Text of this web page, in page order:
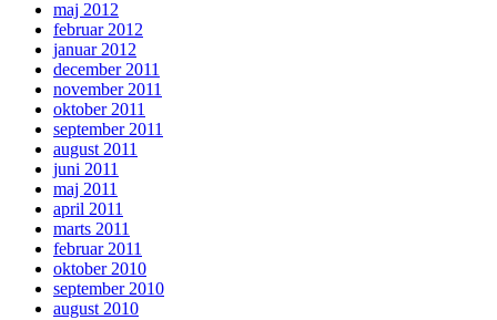
maj 2012
februar 2012
januar 2012
december 2011
november 2011
oktober 2011
september 2011
august 2011
juni 2011
maj 2011
april 2011
marts 2011
februar 2011
oktober 2010
september 2010
august 2010